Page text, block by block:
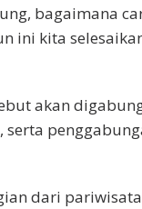
bagaimana
ini kita
akan
dari